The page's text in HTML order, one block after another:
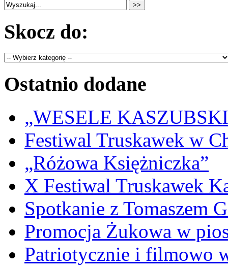
Skocz do:
Ostatnio dodane
„WESELE
Festiwal Truskawek w
„Różowa Księżniczka”
X Festiwal Truskawek
Spotkanie z Tomaszem
Promocja Żukowa w
Patriotycznie i filmowo